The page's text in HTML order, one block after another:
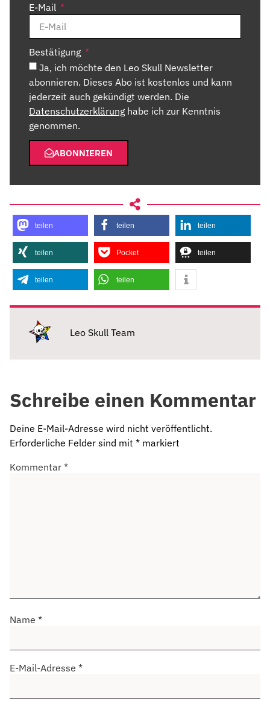
E-Mail
Bestätigung
Ja, ich möchte den Leo Skull Newsletter
abonnieren. Dieses Abo ist kostenlos und kann
jederzeit auch gekündigt werden. Die
Datenschutzerklärung habe ich zur Kenntnis
genommen.
ABONNIEREN
teilen teilen teilen
teilen Pocket teilen
teilen teilen
Leo Skull Team
Schreibe einen Kommentar
Deine E-Mail-Adresse wird nicht veröffentlicht.
Erforderliche Felder sind mit * markiert
Kommentar *
Name *
E-Mail-Adresse *